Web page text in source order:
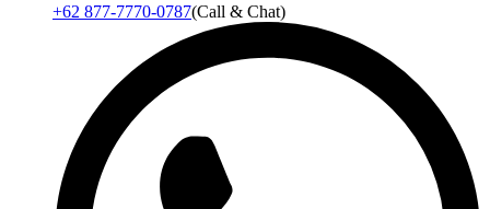
+62 877-7770-0787(Call & Chat)